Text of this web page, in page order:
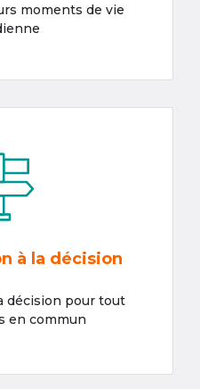
moments de vie
à la décision
décision pour tout
en commun